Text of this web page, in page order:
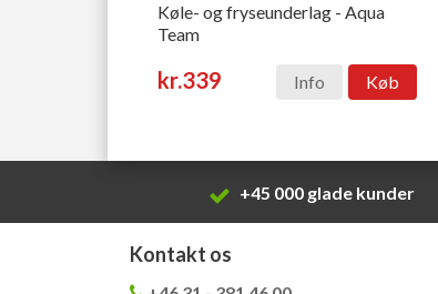
Køle- og fryseunderlag - Aqua
Team
kr.339 Info Køb
+45 000 glade kunder
Kontakt os